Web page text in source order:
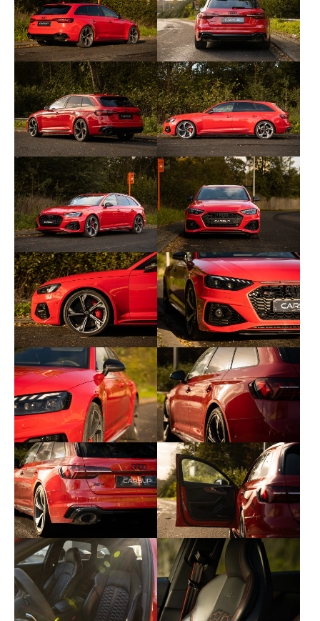
- Climatisation automatique